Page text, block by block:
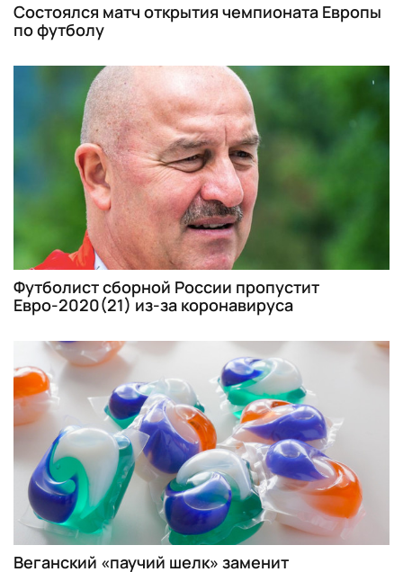
Состоялся матч открытия чемпионата Европы
по футболу
Футболист сборной России пропустит
Евро-2020(21) из-за коронавируса
Веганский «паучий шелк» заменит